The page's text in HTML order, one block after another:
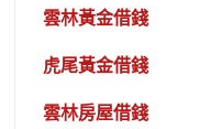
雲林黃金借錢
虎尾黃金借錢
雲林房屋借錢